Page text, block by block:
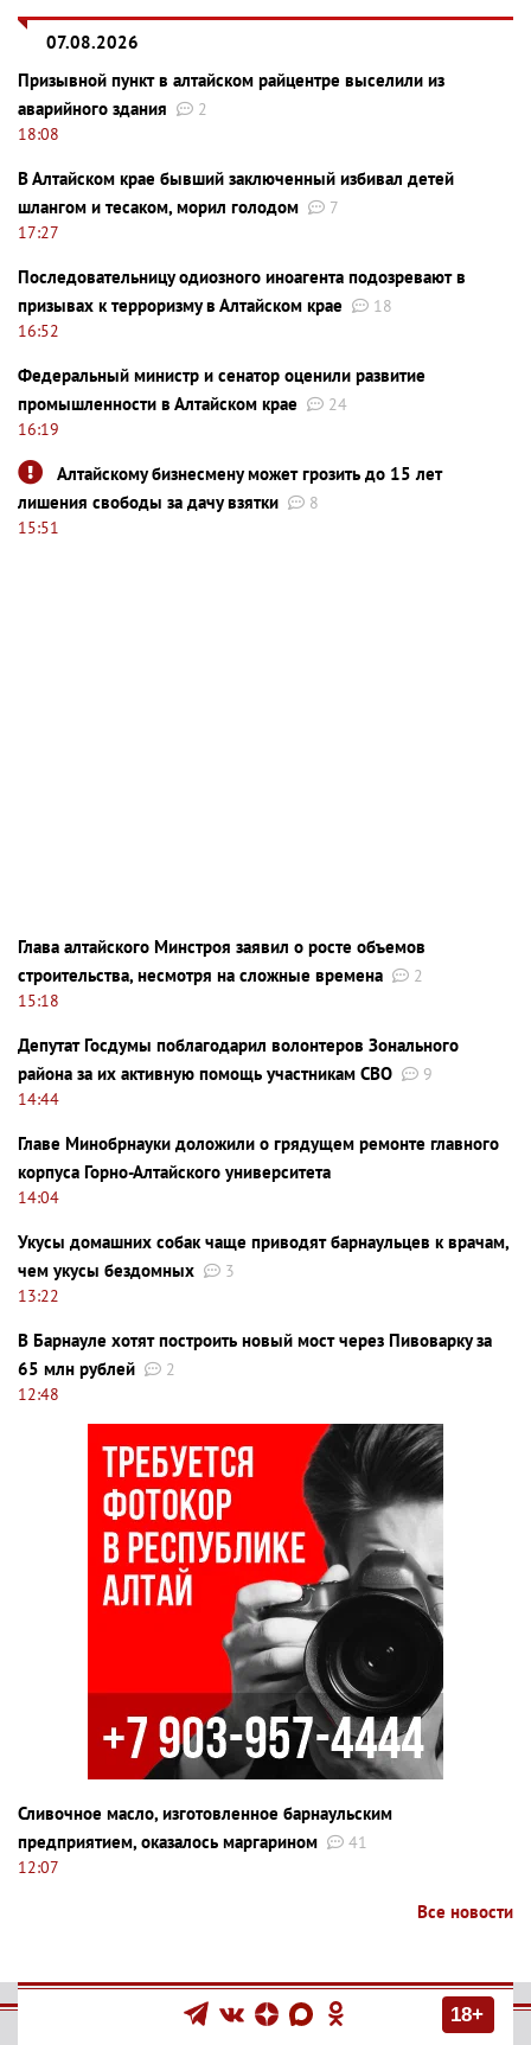
07.08.2026
Призывной пункт в алтайском райцентре выселили из
аварийного здания
2
18:08
В Алтайском крае бывший заключенный избивал детей
шлангом и тесаком, морил голодом
7
17:27
Последовательницу одиозного иноагента подозревают в
призывах к терроризму в Алтайском крае
18
16:52
Федеральный министр и сенатор оценили развитие
промышленности в Алтайском крае
24
16:19
Алтайскому бизнесмену может грозить до 15 лет
лишения свободы за дачу взятки
8
15:51
Глава алтайского Минстроя заявил о росте объемов
строительства, несмотря на сложные времена
2
15:18
Депутат Госдумы поблагодарил волонтеров Зонального
района за их активную помощь участникам СВО
9
14:44
Главе Минобрнауки доложили о грядущем ремонте главного
корпуса Горно-Алтайского университета
14:04
Укусы домашних собак чаще приводят барнаульцев к врачам,
чем укусы бездомных
3
13:22
В Барнауле хотят построить новый мост через Пивоварку за
65 млн рублей
2
12:48
Сливочное масло, изготовленное барнаульским
предприятием, оказалось маргарином
41
12:07
Все новости
18+